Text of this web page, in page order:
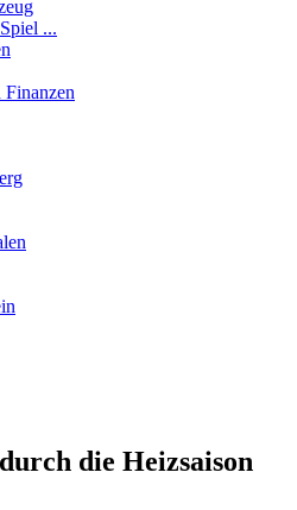
...
Finanzen
die Heizsaison